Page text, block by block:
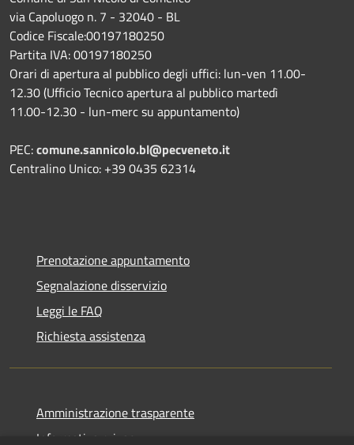
via Capoluogo n. 7 - 32040 - BL
Codice Fiscale:00197180250
Partita IVA: 00197180250
Orari di apertura al pubblico degli uffici: lun-ven 11.00-
12.30 (Ufficio Tecnico apertura al pubblico martedì
11.00-12.30 - lun-merc su appuntamento)
PEC:comune.sannicolo.bl@pecveneto.it
Centralino Unico: +39 0435 62314
Prenotazione appuntamento
Segnalazione disservizio
Leggi le FAQ
Richiesta assistenza
Amministrazione trasparente
Informativa privacy